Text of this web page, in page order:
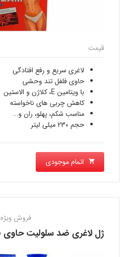
قیمت
لاغری سریع و رفع افتادگی
حاوی فلفل تند وحشی
با ویتامین E، کلاژن و الاستین
کاهش چربی های ناخواسته
مناسب شکم، پهلو، ران و...
حجم 230 میلی لیتر
اتمام موجودی
فروش ویژه